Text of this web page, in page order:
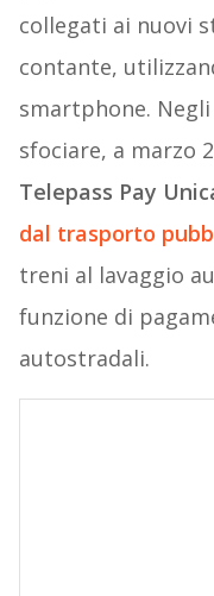
collegati ai nuovi
contante,
smartphone.
sfociare, a marzo
Telepass Pay
dal trasporto
treni al lavaggio
funzione di
autostradali.